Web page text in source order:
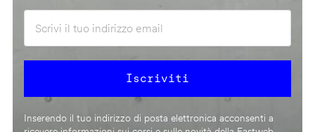
Inserendo il tuo indirizzo di posta elettronica acconsenti a